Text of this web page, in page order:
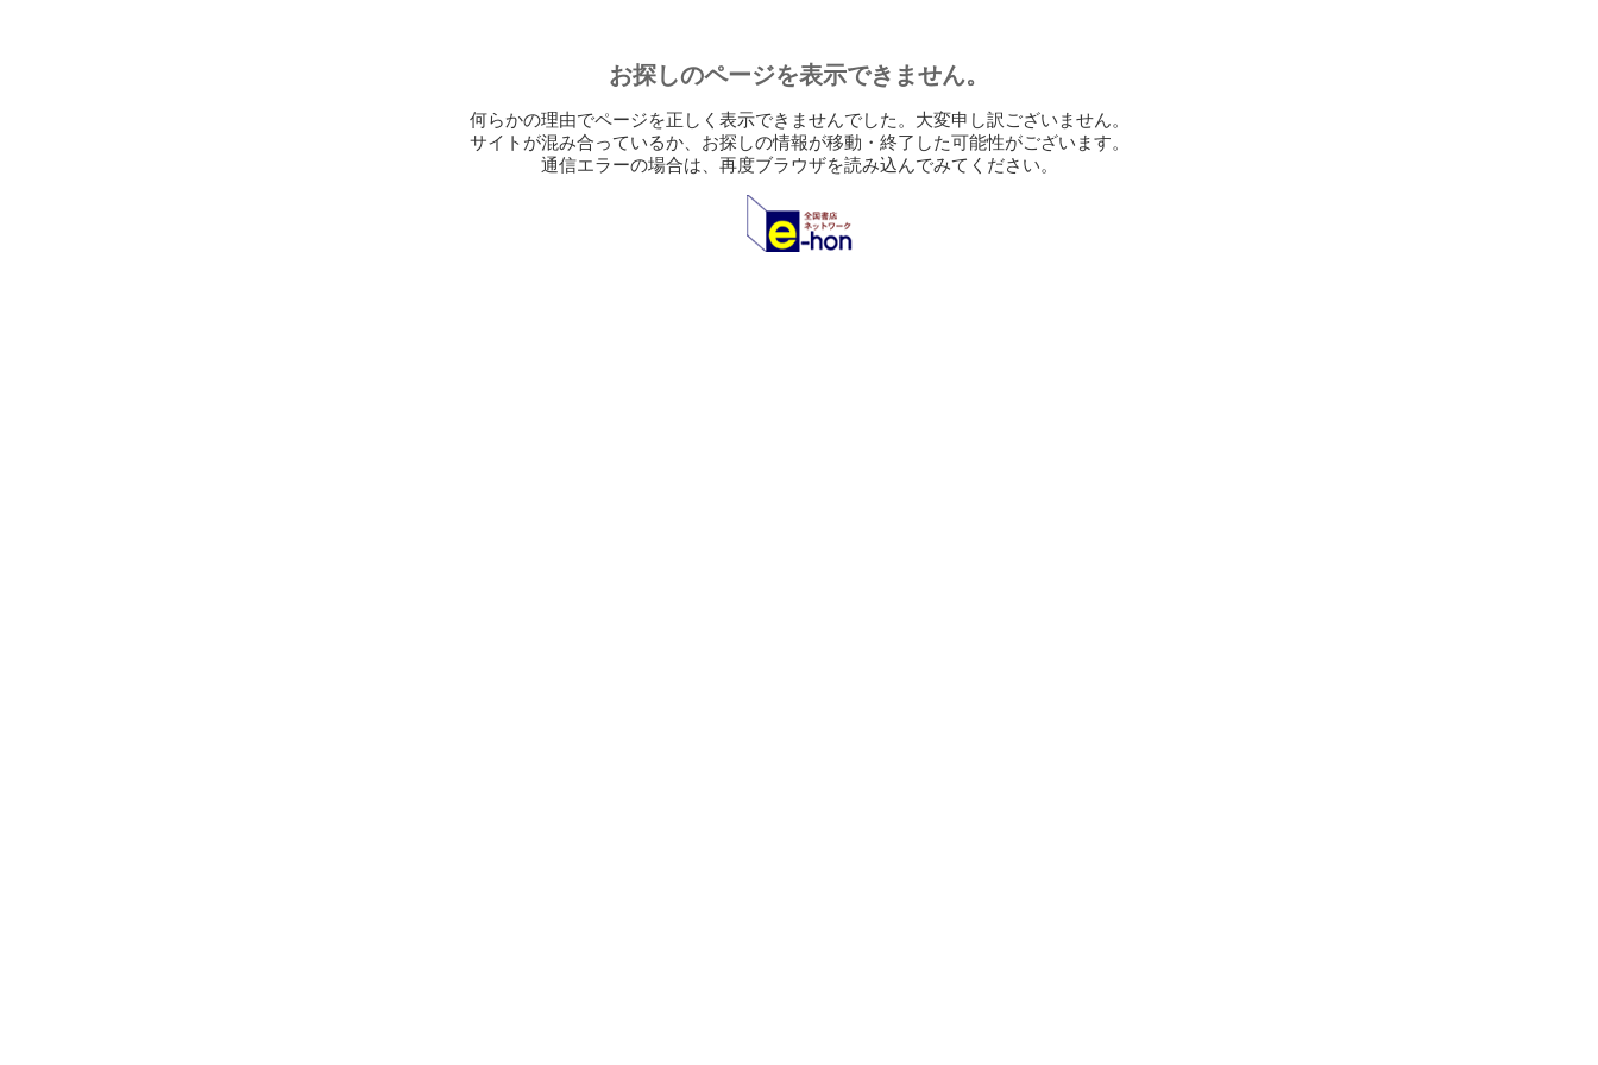
お探しのページを表示できません。
何らかの理由でページを正しく表示できませんでした。大変申し訳ございません。
サイトが混み合っているか、お探しの情報が移動・終了した可能性がございます。
通信エラーの場合は、再度ブラウザを読み込んでみてください。